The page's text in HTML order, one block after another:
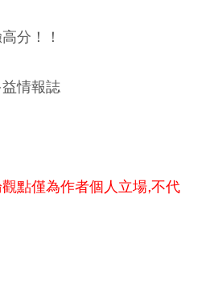
分！！
益情報誌
點僅為作者個人立場,不代